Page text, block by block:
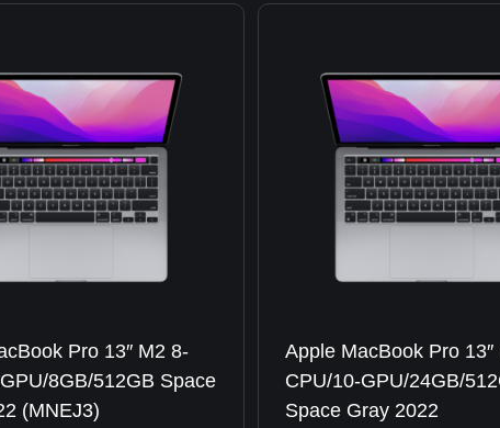
Pro 13″ M2 8-
8GB/512GB Space
(MNEJ3)
Apple MacBook Pro 13″
CPU/10-GPU/24GB/
Space Gray 2022